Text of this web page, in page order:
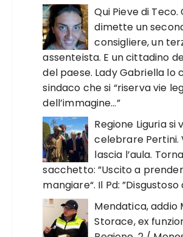
Qui Pieve di Teco.
dimette un
consigliere, un
assenteista. E un cittadino
del paese. Lady Gabriella lo
sindaco che si “riserva vie
dell’immagine…”
Regione Liguria si
celebrare Pertini.
lascia l’aula.
sacchetto: ”Uscito a
mangiare“. Il Pd:
Mendatica, addio
Storace, ex